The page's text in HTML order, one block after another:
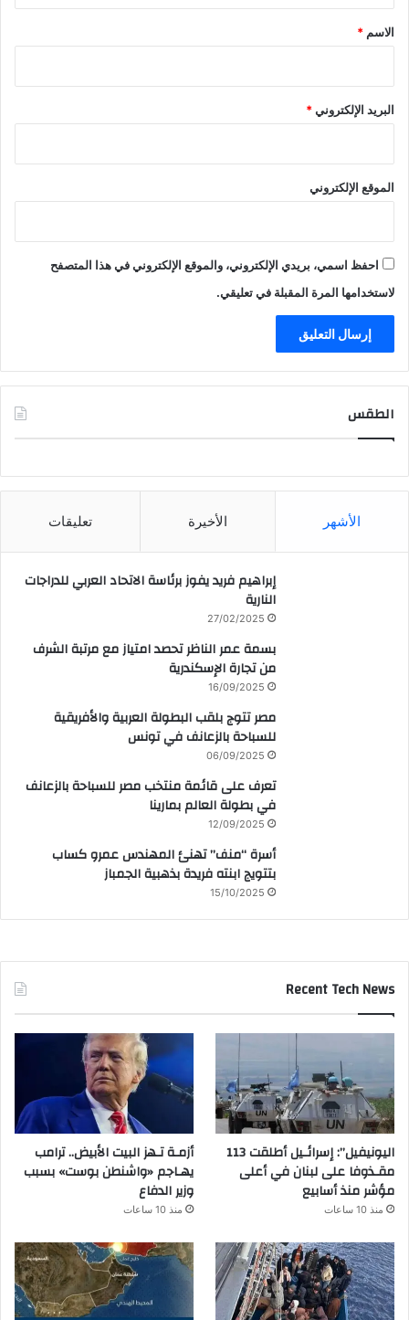
*
الاسم *
البريد الإلكتروني*
الموقع الإلكتروني
احفظ اسمي، بريدي الإلكتروني، والموقع الإلكتروني في هذا المتصفح
لاستخدامها المرة المقبلة في تعليقي.
الطقس
الأشهر الأخيرة تعليقات
إبراهيم فريد يفوز برئاسة الاتحاد العربي للدراجات
النارية
27/02/2025
بسمة عمر الناظر تحصد امتياز مع مرتبة الشرف
من تجارة الإسكندرية
16/09/2025
مصر تتوج بلقب البطولة العربية والأفريقية
للسباحة بالزعانف في تونس
06/09/2025
تعرف على قائمة منتخب مصر للسباحة بالزعانف
في بطولة العالم بمارينا
12/09/2025
أسرة “منف” تهنئ المهندس عمرو كساب
بتتويج ابنته فريدة بذهبية الجمباز
15/10/2025
Recent Tech News
اليونيفيل”: إسرائـيل أطلقت 113
مقـذوفا على لبنان في أعلى
مؤشر منذ أسابيع
منذ 10 ساعات
أزمـة تـهز البيت الأبيض.. ترامب
يهـاجم «واشنطن بوست» بسبب
وزير الدفاع
منذ 10 ساعات